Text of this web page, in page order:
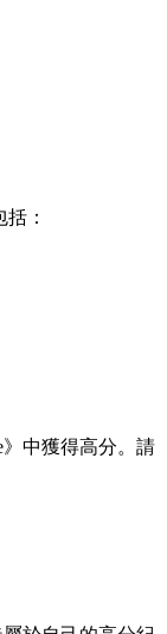
：
》中獲得高分。請